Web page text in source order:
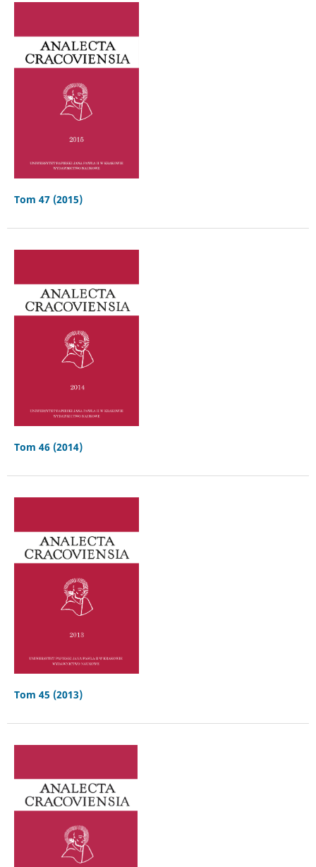
Tom 47 (2015)
Tom 46 (2014)
Tom 45 (2013)